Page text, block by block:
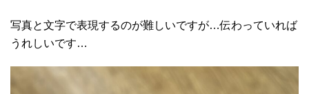
写真と文字で表現するのが難しいですが…伝わっていれば
うれしいです…